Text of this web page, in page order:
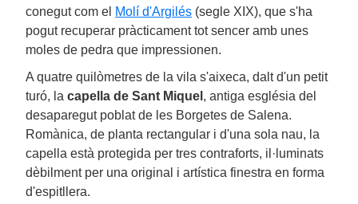
conegut com el Molí d'Argilés (segle XIX), que s'ha
pogut recuperar pràcticament tot sencer amb unes
moles de pedra que impressionen.
A quatre quilòmetres de la vila s'aixeca, dalt d'un petit
turó, la capella de Sant Miquel , antiga església del
desaparegut poblat de les Borgetes de Salena.
Romànica, de planta rectangular i d'una sola nau, la
capella està protegida per tres contraforts, il·luminats
dèbilment per una original i artística finestra en forma
d'espitllera.